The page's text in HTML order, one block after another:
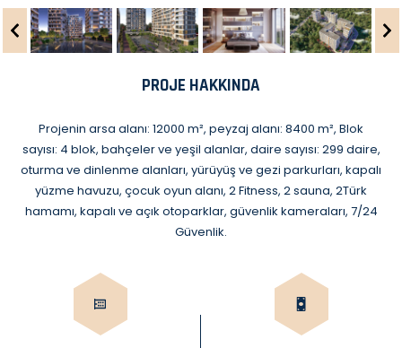
PROJE HAKKINDA
Projenin arsa alanı: 12000 m², peyzaj alanı: 8400 m², Blok
sayısı: 4 blok, bahçeler ve yeşil alanlar, daire sayısı: 299 daire,
oturma ve dinlenme alanları, yürüyüş ve gezi parkurları, kapalı
yüzme havuzu, çocuk oyun alanı, 2 Fitness, 2 sauna, 2Türk
hamamı, kapalı ve açık otoparklar, güvenlik kameraları, 7/24
Güvenlik.